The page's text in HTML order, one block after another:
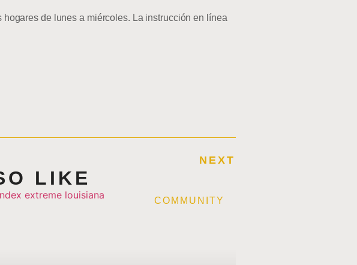
de lunes a miércoles. La instrucción en línea
NEXT
LIKE
COMMUNITY